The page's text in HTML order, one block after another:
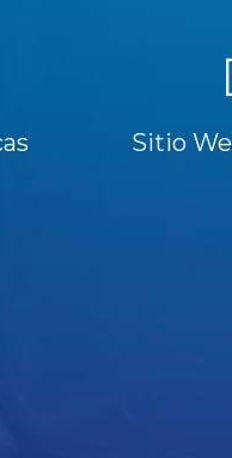
Sitio